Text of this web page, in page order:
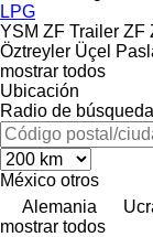
LPG
YSM ZF Trailer ZF
Öztreyler Üçel
mostrar todos
Ubicación
Radio de búsqueda
México otros
Alemania
mostrar todos